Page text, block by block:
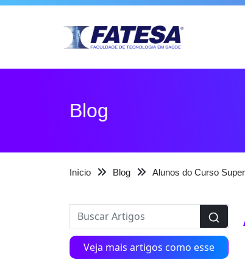
Blog
Início Blog Alunos do Curso
Veja mais artigos como esse